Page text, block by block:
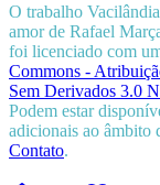
O trabalho
amor de Rafael
foi licenciado com
Commons -
Sem Derivados 3.0
Podem estar
adicionais ao âmbito
Contato.